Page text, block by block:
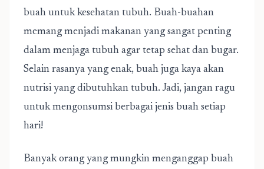
buah untuk kesehatan tubuh. Buah-buahan
memang menjadi makanan yang sangat penting
dalam menjaga tubuh agar tetap sehat dan bugar.
Selain rasanya yang enak, buah juga kaya akan
nutrisi yang dibutuhkan tubuh. Jadi, jangan ragu
untuk mengonsumsi berbagai jenis buah setiap
hari!
Banyak orang yang mungkin menganggap buah